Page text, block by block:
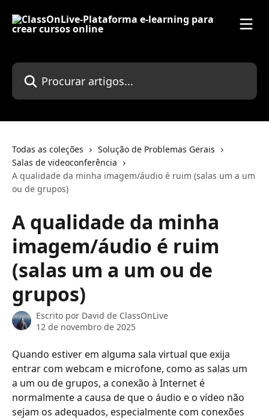
Procurar artigos...
Todas as coleções
Solução de Problemas Gerais
Salas de videoconferência
A qualidade da minha imagem/áudio é ruim (salas um a um
ou de grupos)
A qualidade da minha
imagem/áudio é ruim
(salas um a um ou de
grupos)
Escrito por David de ClassOnLive
12 de novembro de 2025
Quando estiver em alguma sala virtual que exija
entrar com webcam e microfone, como as salas um
a um ou de grupos, a conexão à Internet é
normalmente a causa de que o áudio e o vídeo não
sejam os adequados, especialmente com conexões